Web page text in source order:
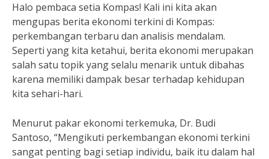
Halo pembaca setia Kompas! Kali ini kita akan
mengupas berita ekonomi terkini di Kompas:
perkembangan terbaru dan analisis mendalam.
Seperti yang kita ketahui, berita ekonomi merupakan
salah satu topik yang selalu menarik untuk dibahas
karena memiliki dampak besar terhadap kehidupan
kita sehari-hari.
Menurut pakar ekonomi terkemuka, Dr. Budi
Santoso, “Mengikuti perkembangan ekonomi terkini
sangat penting bagi setiap individu, baik itu dalam hal